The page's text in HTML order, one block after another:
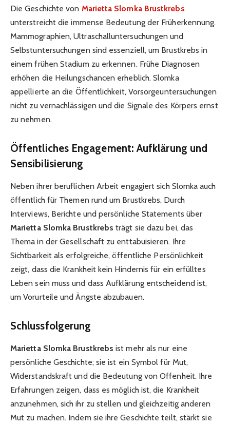
Die Geschichte von Marietta Slomka Brustkrebs
unterstreicht die immense Bedeutung der Früherkennung.
Mammographien, Ultraschalluntersuchungen und
Selbstuntersuchungen sind essenziell, um Brustkrebs in
einem frühen Stadium zu erkennen. Frühe Diagnosen
erhöhen die Heilungschancen erheblich. Slomka
appellierte an die Öffentlichkeit, Vorsorgeuntersuchungen
nicht zu vernachlässigen und die Signale des Körpers ernst
zu nehmen.
Öffentliches Engagement: Aufklärung und
Sensibilisierung
Neben ihrer beruflichen Arbeit engagiert sich Slomka auch
öffentlich für Themen rund um Brustkrebs. Durch
Interviews, Berichte und persönliche Statements über
Marietta Slomka Brustkrebs trägt sie dazu bei, das
Thema in der Gesellschaft zu enttabuisieren. Ihre
Sichtbarkeit als erfolgreiche, öffentliche Persönlichkeit
zeigt, dass die Krankheit kein Hindernis für ein erfülltes
Leben sein muss und dass Aufklärung entscheidend ist,
um Vorurteile und Ängste abzubauen.
Schlussfolgerung
Marietta Slomka Brustkrebs ist mehr als nur eine
persönliche Geschichte; sie ist ein Symbol für Mut,
Widerstandskraft und die Bedeutung von Offenheit. Ihre
Erfahrungen zeigen, dass es möglich ist, die Krankheit
anzunehmen, sich ihr zu stellen und gleichzeitig anderen
Mut zu machen. Indem sie ihre Geschichte teilt, stärkt sie